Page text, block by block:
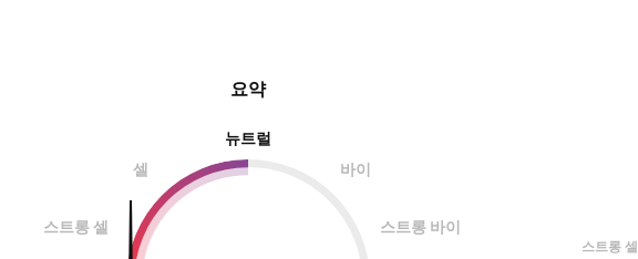
요약
뉴트럴
셀
바이
스트롱 셀 스트롱 바이
스트롱 셀